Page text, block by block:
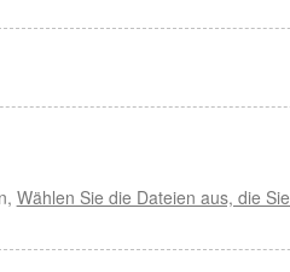
Wählen Sie die Dateien aus, die